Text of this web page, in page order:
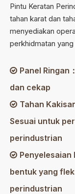
Pintu Keratan
tahan karat dan
menyediakan
perkhidmatan
 Panel Ringan
dan cekap
 Tahan
Sesuai untuk
perindustrian
 Penyelesaian
bentuk yang
perindustrian